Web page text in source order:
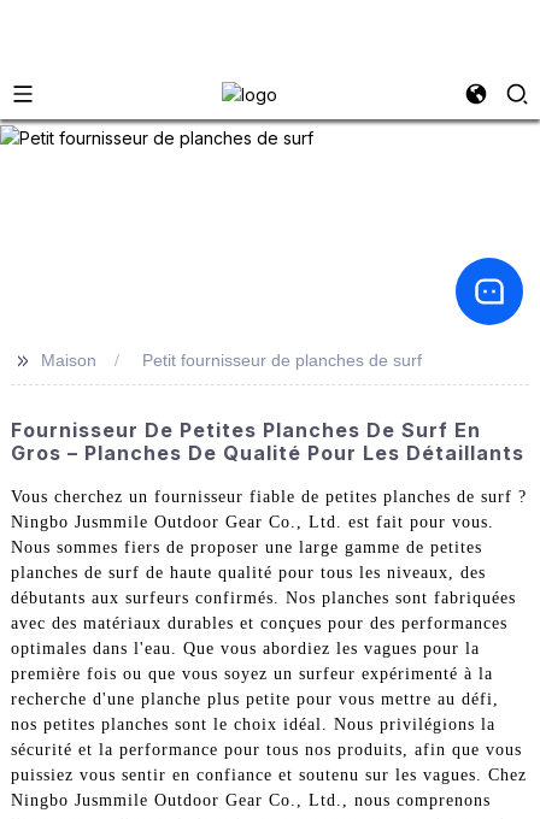
>> Maison Petit fournisseur de planches de surf
Fournisseur De Petites Planches De Surf En
Gros – Planches De Qualité Pour Les Détaillants
Vous cherchez un fournisseur fiable de petites planches de surf ?
Ningbo Jusmmile Outdoor Gear Co., Ltd. est fait pour vous.
Nous sommes fiers de proposer une large gamme de petites
planches de surf de haute qualité pour tous les niveaux, des
débutants aux surfeurs confirmés. Nos planches sont fabriquées
avec des matériaux durables et conçues pour des performances
optimales dans l'eau. Que vous abordiez les vagues pour la
première fois ou que vous soyez un surfeur expérimenté à la
recherche d'une planche plus petite pour vous mettre au défi,
nos petites planches sont le choix idéal. Nous privilégions la
sécurité et la performance pour tous nos produits, afin que vous
puissiez vous sentir en confiance et soutenu sur les vagues. Chez
Ningbo Jusmmile Outdoor Gear Co., Ltd., nous comprenons